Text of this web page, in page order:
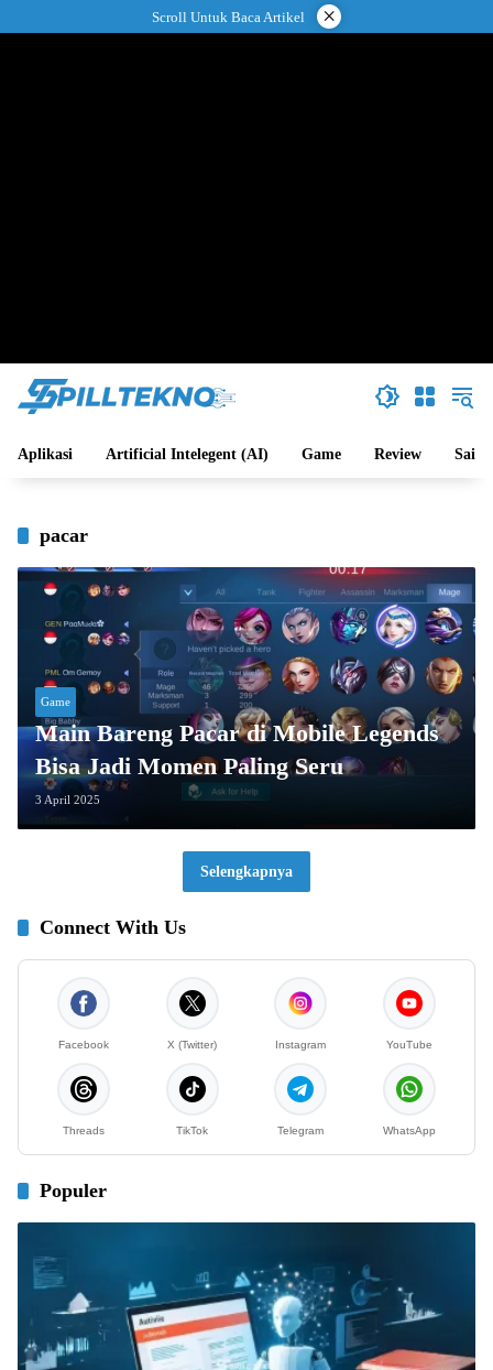
ke
Scroll Untuk Baca Artikel ×
Aplikasi Artificial Intelegent (AI) Game Review Sains
pacar
Game
Main Bareng Pacar di Mobile Legends
Bisa Jadi Momen Paling Seru
3 April 2025
Selengkapnya
Connect With Us
Facebook X (Twitter) Instagram YouTube
Threads TikTok Telegram WhatsApp
Populer